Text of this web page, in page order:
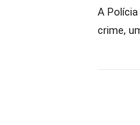
A
crime,